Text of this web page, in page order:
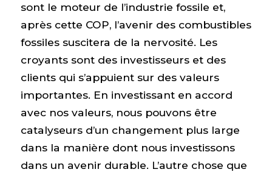
sont le moteur de l’industrie fossile et,
après cette COP, l’avenir des combustibles
fossiles suscitera de la nervosité. Les
croyants sont des investisseurs et des
clients qui s’appuient sur des valeurs
importantes. En investissant en accord
avec nos valeurs, nous pouvons être
catalyseurs d’un changement plus large
dans la manière dont nous investissons
dans un avenir durable. L’autre chose que